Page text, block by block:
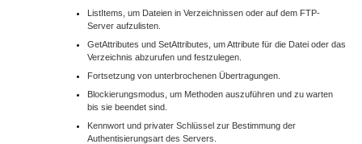
ListItems, um Dateien in Verzeichnissen oder auf dem FTP-
Server aufzulisten.
GetAttributes und SetAttributes, um Attribute für die Datei oder das
Verzeichnis abzurufen und festzulegen.
Fortsetzung von unterbrochenen Übertragungen.
Blockierungsmodus, um Methoden auszuführen und zu warten
bis sie beendet sind.
Kennwort und privater Schlüssel zur Bestimmung der
Authentisierungsart des Servers.